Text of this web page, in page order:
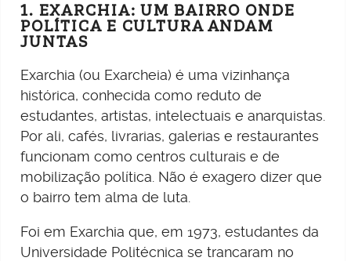
1. EXARCHIA: UM BAIRRO ONDE
POLÍTICA E CULTURA ANDAM
JUNTAS
Exarchia (ou Exarcheia) é uma vizinhança
histórica, conhecida como reduto de
estudantes, artistas, intelectuais e anarquistas.
Por ali, cafés, livrarias, galerias e restaurantes
funcionam como centros culturais e de
mobilização política. Não é exagero dizer que
o bairro tem alma de luta.
Foi em Exarchia que, em 1973, estudantes da
Universidade Politécnica se trancaram no